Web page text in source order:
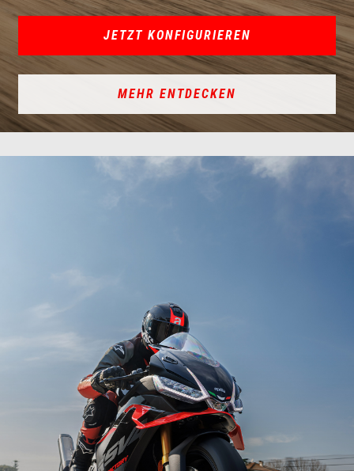
JETZT KONFIGURIEREN
MEHR ENTDECKEN